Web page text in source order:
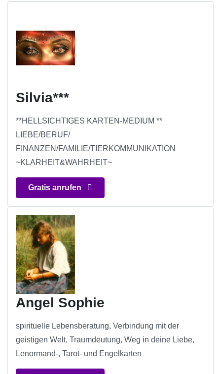
Silvia***
**HELLSICHTIGES KARTEN-MEDIUM **
LIEBE/BERUF/
FINANZEN/FAMILIE/TIERKOMMUNIKATION
~KLARHEIT&WAHRHEIT~
Gratis anrufen
Angel Sophie
spirituelle Lebensberatung, Verbindung mit der
geistigen Welt, Traumdeutung, Weg in deine Liebe,
Lenormand-, Tarot- und Engelkarten